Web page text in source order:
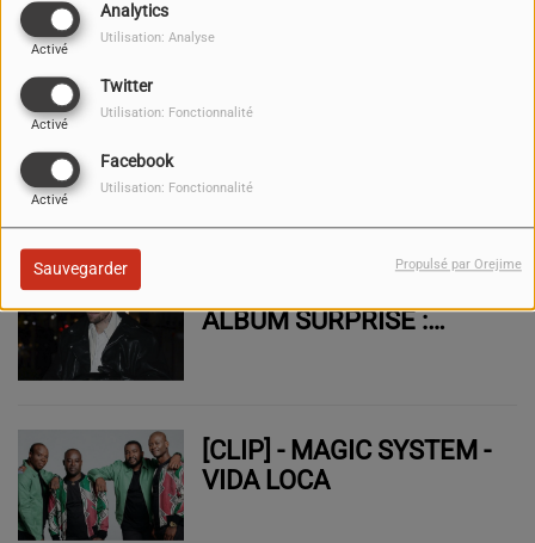
Analytics
Activé
Utilisation: Analyse
Twitter
Activé
Utilisation: Fonctionnalité
Facebook
Activé
Utilisation: Fonctionnalité
Sauvegarder Propulsé par Orejime
PREMIER ALBUM
ALBUM SURPRISE :
[CLIP] - MAGIC SYSTEM -
VIDA LOCA